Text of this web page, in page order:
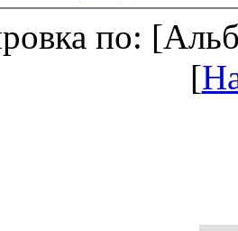
по:
[